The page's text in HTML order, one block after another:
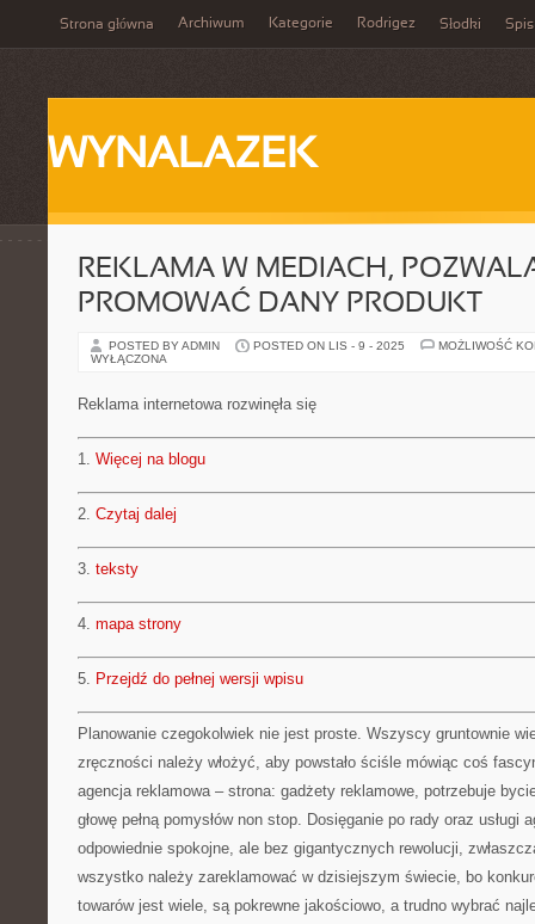
Strona główna Archiwum Kategorie Rodrigez Słodki Spis
WYNALAZEK
REKLAMA W MEDIACH,
PROMOWAĆ DANY PRODUKT
POSTED BY ADMIN POSTED ON LIS - 9 - 2025
MOŻLIWOŚĆ
WYŁĄCZONA
Reklama internetowa rozwinęła się
1. Więcej na blogu
2. Czytaj dalej
3. teksty
4. mapa strony
5. Przejdź do pełnej wersji wpisu
Planowanie czegokolwiek nie jest proste. Wszyscy gruntownie
zręczności należy włożyć, aby powstało ściśle mówiąc coś
agencja reklamowa – strona: gadżety reklamowe, potrzebuje
głowę pełną pomysłów non stop. Dosięganie po rady oraz usługi
odpowiednie spokojne, ale bez gigantycznych rewolucji,
wszystko należy zareklamować w dzisiejszym świecie, bo
towarów jest wiele, są pokrewne jakościowo, a trudno wybrać